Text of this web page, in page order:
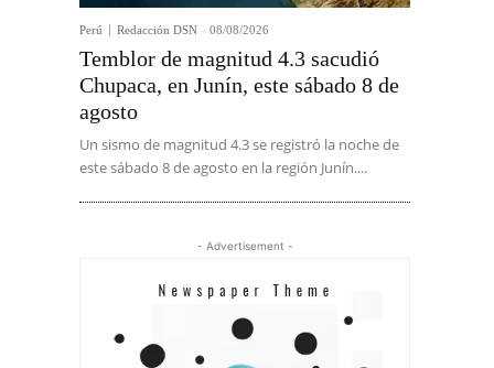
Perú Redacción DSN - 08/08/2026
Temblor de magnitud 4.3 sacudió
Chupaca, en Junín, este sábado 8 de
agosto
Un sismo de magnitud 4.3 se registró la noche de
este sábado 8 de agosto en la región Junín....
- Advertisement -